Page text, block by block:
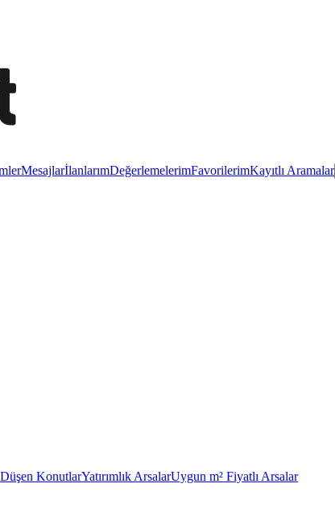
MesajlarİlanlarımDeğerlemelerimFavorilerimKayıtlı Aramalar
KonutlarYatırımlık ArsalarUygun m² Fiyatlı Arsalar